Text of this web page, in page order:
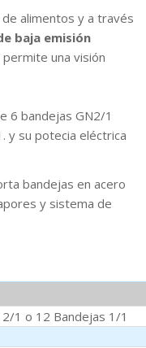
alimentos y a través
baja emisión
permite una visión
6 bandejas GN2/1
y su potecia eléctrica
bandejas en acero
y sistema de
1 o 12 Bandejas 1/1